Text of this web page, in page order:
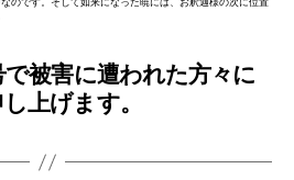
のです。そして如来になった暁には、お釈迦様の次に位置
被害に遭われた方々に
上げます。